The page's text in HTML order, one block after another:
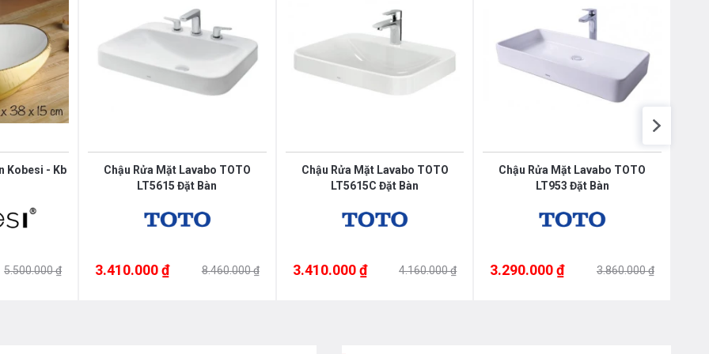
như các sản thiết bị phòng tắm và
tư vấn tốt nhất từ các nhân viên
Kobesi - Kb
5.500.000 ₫
Chậu Rửa Mặt Lavabo TOTO
LT5615 Đặt Bàn
3.410.000 ₫ 8.460.000 ₫
Chậu Rửa Mặt Lavabo TOTO
LT5615C Đặt Bàn
3.410.000 ₫ 4.160.000 ₫
Chậu Rửa Mặt Lavabo TOTO
LT953 Đặt Bàn
3.290.000 ₫ 3.860.000 ₫